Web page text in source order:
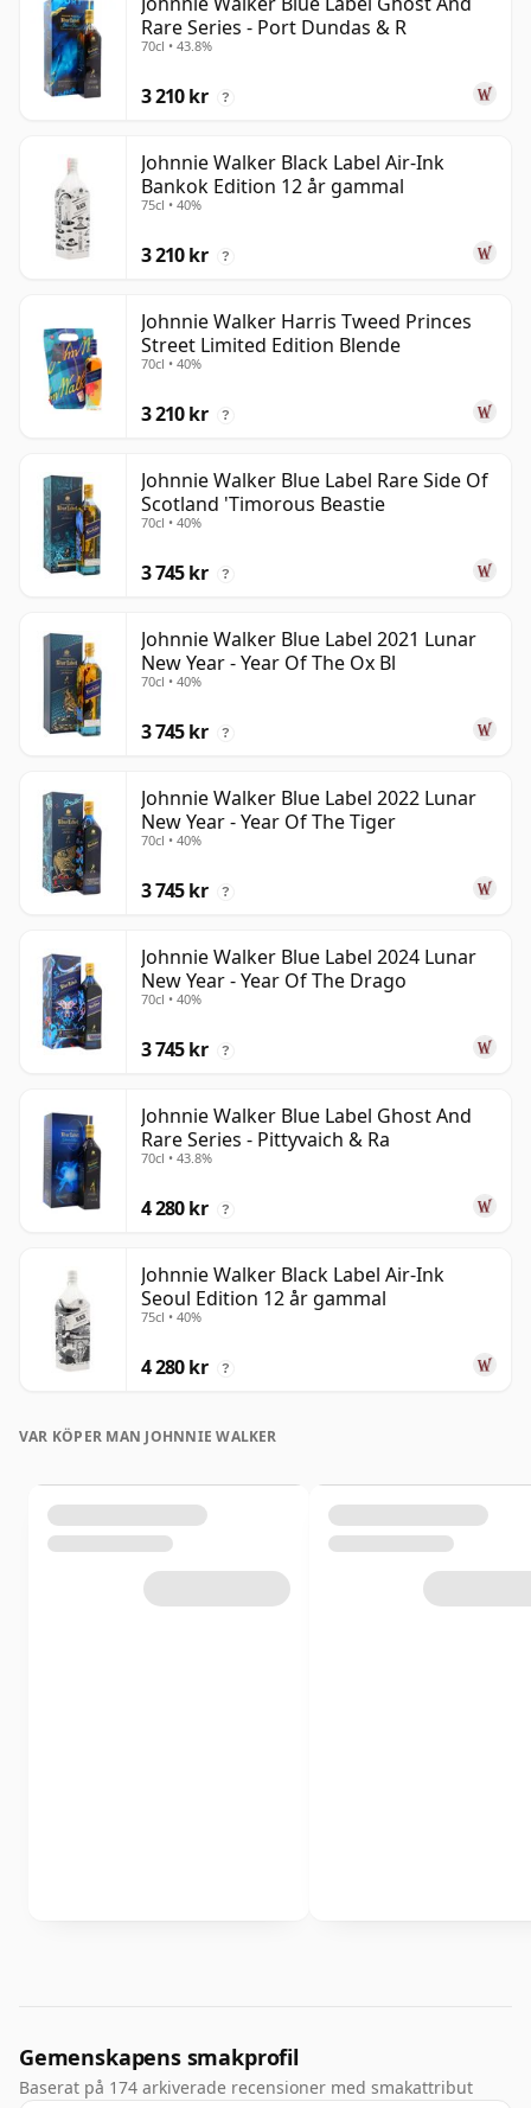
Rare Series - Port Dundas & R
70cl • 43.8%
3 210 kr ?
Johnnie Walker Black Label Air-Ink
Bankok Edition 12 år gammal
75cl • 40%
3 210 kr ?
Johnnie Walker Harris Tweed Princes
Street Limited Edition Blende
70cl • 40%
3 210 kr ?
Johnnie Walker Blue Label Rare Side Of
Scotland 'Timorous Beastie
70cl • 40%
3 745 kr ?
Johnnie Walker Blue Label 2021 Lunar
New Year - Year Of The Ox Bl
70cl • 40%
3 745 kr ?
Johnnie Walker Blue Label 2022 Lunar
New Year - Year Of The Tiger
70cl • 40%
3 745 kr ?
Johnnie Walker Blue Label 2024 Lunar
New Year - Year Of The Drago
70cl • 40%
3 745 kr ?
Johnnie Walker Blue Label Ghost And
Rare Series - Pittyvaich & Ra
70cl • 43.8%
4 280 kr ?
Johnnie Walker Black Label Air-Ink
Seoul Edition 12 år gammal
75cl • 40%
4 280 kr ?
VAR KÖPER MAN JOHNNIE WALKER
Gemenskapens smakprofil
Baserat på 174 arkiverade recensioner med smakattribut